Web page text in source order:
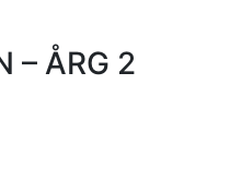
– ÅRG 2